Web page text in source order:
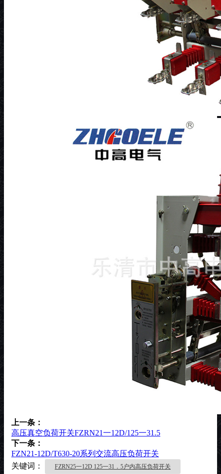
上一条：
高压真空负荷开关FZRN21一12D/125一31.5
下一条：
FZN21-12D/T630-20系列交流高压负荷开关
关键词：
FZRN25一12D 125一31．5户内高压负荷开关